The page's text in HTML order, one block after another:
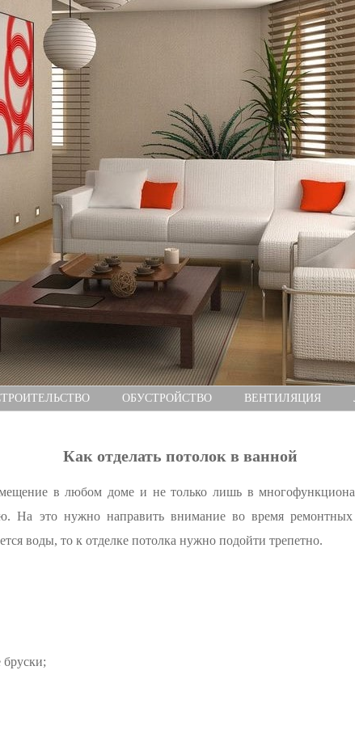
ОБУСТРОЙСТВО ВЕНТИЛЯЦИЯ
Как отделать потолок в ванной
в любом доме и не только лишь в
На это нужно направить внимание во время
воды, то к отделке потолка нужно подойти трепетно.